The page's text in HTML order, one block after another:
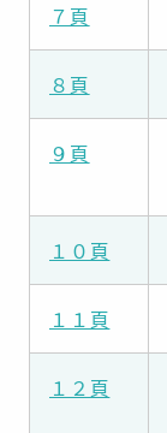
７頁
８頁
９頁
１０頁
１１頁
１２頁